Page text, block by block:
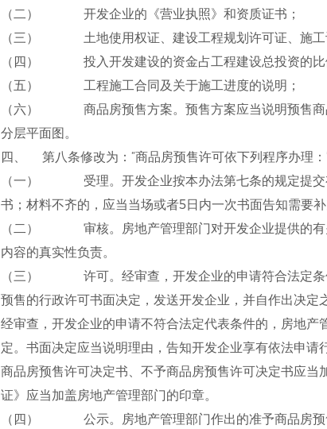
（二） 开发企业的《营业执照》和资质证书；
（三） 土地使用权证、建设工程规划许可证、施工
（四） 投入开发建设的资金占工程建设总投资的比
（五） 工程施工合同及关于施工进度的说明；
（六） 商品房预售方案。预售方案应当说明预售商
分层平面图。
四、 第八条修改为：“商品房预售许可依下列程序办理：
（一） 受理。开发企业按本办法第七条的规定提交
书；材料不齐的，应当当场或者5日内一次书面告知需要补
（二） 审核。房地产管理部门对开发企业提供的有
内容的真实性负责。
（三） 许可。经审查，开发企业的申请符合法定条
预售的行政许可书面决定，发送开发企业，并自作出决定
经审查，开发企业的申请不符合法定代表条件的，房地
定。书面决定应当说明理由，告知开发企业享有依法申请
商品房预售许可决定书、不予商品房预售许可决定书应
证》应当加盖房地产管理部门的印章。
（四） 公示。房地产管理部门作出的准予商品房预